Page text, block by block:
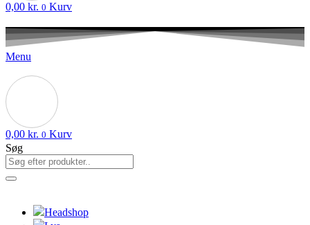
0,00 kr. 0 Kurv
Menu
0,00 kr. 0 Kurv
Søg
Headshop